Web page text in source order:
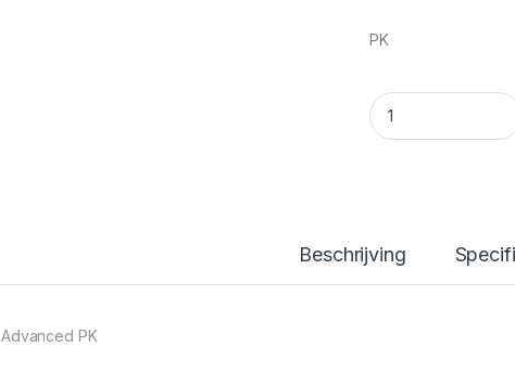
PK
Advanced
Beschrijving
Advanced PK